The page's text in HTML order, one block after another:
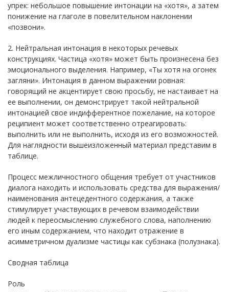
упрек: небольшое повышение интонации на «хотя», а затем
понижение на глаголе в повелительном наклонении
«позвони».
2. Нейтральная интонация в некоторых речевых
конструкциях. Частица «хотя» может быть произнесена без
эмоционального выделения. Например, «Ты хотя на огонек
загляни». Интонация в данном выражении ровная:
говорящий не акцентирует свою просьбу, не настаивает на
ее выполнении, он демонстрирует такой нейтральной
интонацией свое индифферентное пожелание, на которое
реципиент может соответственно отреагировать:
выполнить или не выполнить, исходя из его возможностей.
Для наглядности вышеизложенный материал представим в
таблице.
Процесс межличностного общения требует от участников
диалога находить и использовать средства для выражения/
наименования антецедентного содержания, а также
стимулирует участвующих в речевом взаимодействии
людей к переосмыслению служебного слова, наполнению
его иным содержанием, что находит отражение в
асимметричном дуализме частицы как субзнака (полузнака).
Сводная таблица
Роль